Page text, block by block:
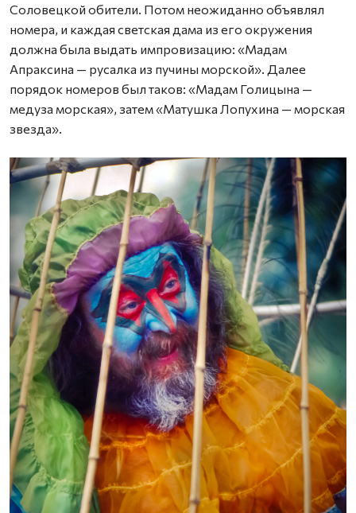
Соловецкой обители. Потом неожиданно объявлял
номера, и каждая светская дама из его окружения
должна была выдать импровизацию: «Мадам
Апраксина — русалка из пучины морской». Далее
порядок номеров был таков: «Мадам Голицына —
медуза морская», затем «Матушка Лопухина — морская
звезда».